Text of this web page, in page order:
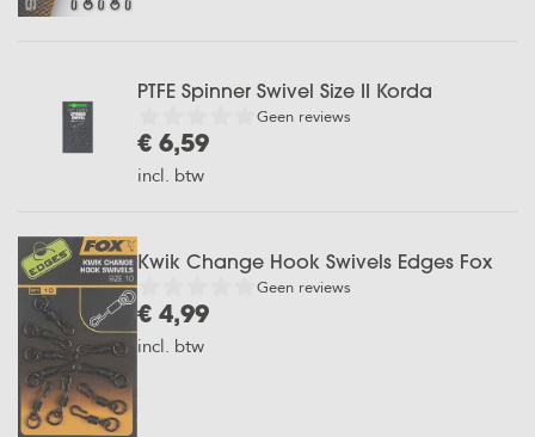
PTFE Spinner Swivel Size II Korda
Geen reviews
€ 6,59
incl. btw
Kwik Change Hook Swivels Edges Fox
Geen reviews
€ 4,99
incl. btw